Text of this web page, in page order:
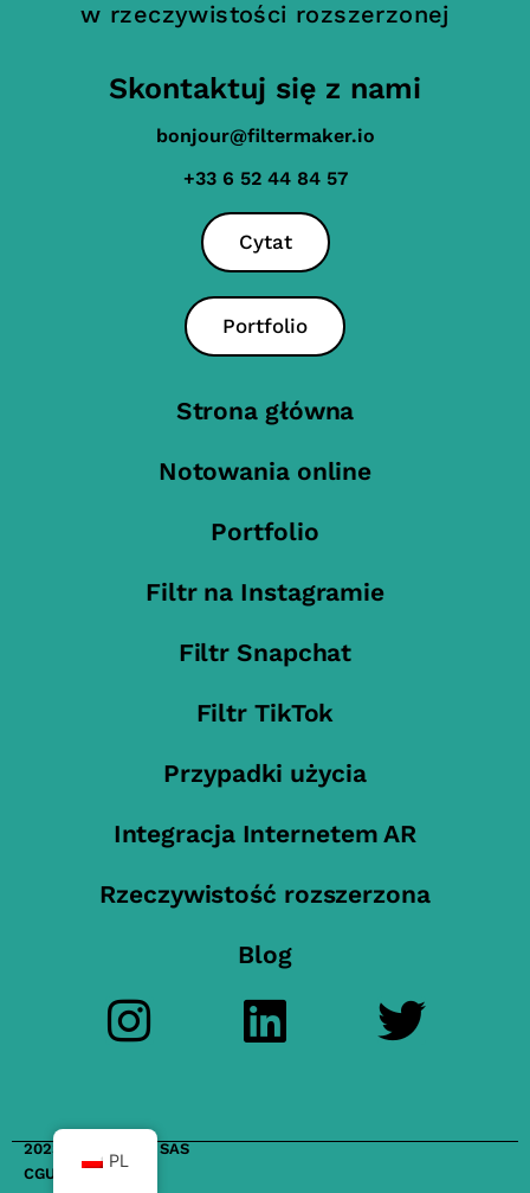
w rzeczywistości rozszerzonej
Skontaktuj się z nami
bonjour@filtermaker.io
+33 6 52 44 84 57
Cytat
Portfolio
Strona główna
Notowania online
Portfolio
Filtr na Instagramie
Filtr Snapchat
Filtr TikTok
Przypadki użycia
Integracja Internetem AR
Rzeczywistość rozszerzona
Blog
2023 FilterMaker SAS
CGU
PL